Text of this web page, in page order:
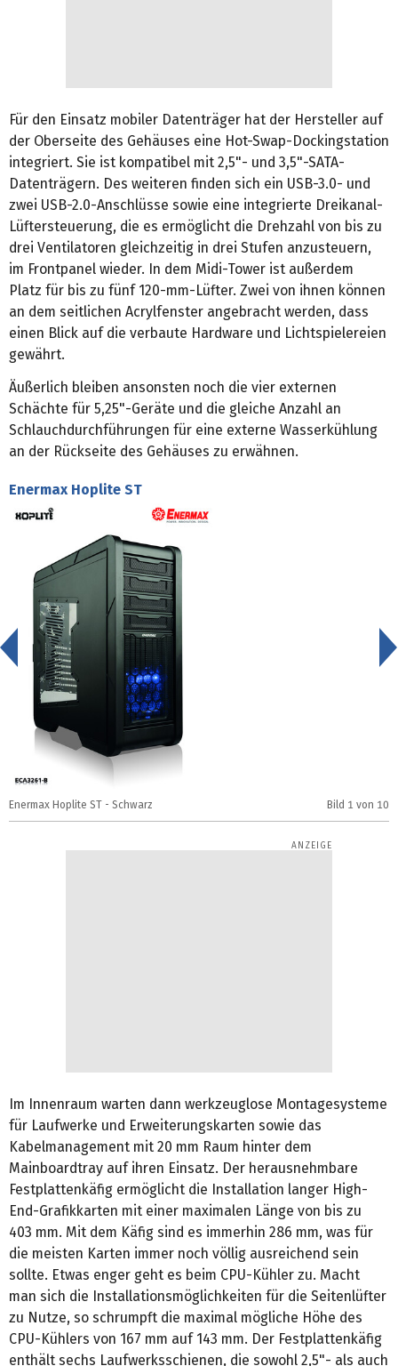
Für den Einsatz mobiler Datenträger hat der Hersteller auf
der Oberseite des Gehäuses eine Hot-Swap-Dockingstation
integriert. Sie ist kompatibel mit 2,5"- und 3,5"-SATA-
Datenträgern. Des weiteren finden sich ein USB-3.0- und
zwei USB-2.0-Anschlüsse sowie eine integrierte Dreikanal-
Lüftersteuerung, die es ermöglicht die Drehzahl von bis zu
drei Ventilatoren gleichzeitig in drei Stufen anzusteuern,
im Frontpanel wieder. In dem Midi-Tower ist außerdem
Platz für bis zu fünf 120-mm-Lüfter. Zwei von ihnen können
an dem seitlichen Acrylfenster angebracht werden, dass
einen Blick auf die verbaute Hardware und Lichtspielereien
gewährt.
Äußerlich bleiben ansonsten noch die vier externen
Schächte für 5,25"-Geräte und die gleiche Anzahl an
Schlauchdurchführungen für eine externe Wasserkühlung
an der Rückseite des Gehäuses zu erwähnen.
Enermax Hoplite ST
Enermax Hoplite ST - Schwarz Bild 1 von 10
<
Im Innenraum warten dann werkzeuglose Montagesysteme
für Laufwerke und Erweiterungskarten sowie das
Kabelmanagement mit 20 mm Raum hinter dem
Mainboardtray auf ihren Einsatz. Der herausnehmbare
Festplattenkäfig ermöglicht die Installation langer High-
End-Grafikkarten mit einer maximalen Länge von bis zu
403 mm. Mit dem Käfig sind es immerhin 286 mm, was für
die meisten Karten immer noch völlig ausreichend sein
sollte. Etwas enger geht es beim CPU-Kühler zu. Macht
man sich die Installationsmöglichkeiten für die Seitenlüfter
zu Nutze, so schrumpft die maximal mögliche Höhe des
CPU-Kühlers von 167 mm auf 143 mm. Der Festplattenkäfig
enthält sechs Laufwerksschienen, die sowohl 2,5"- als auch